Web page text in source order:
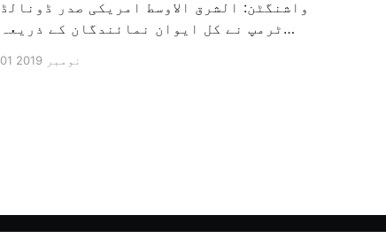
واشنگٹن: الشرق الاوسط امریکی صدر ڈونالڈ
ٹرمپ نے کل ایوان نمائندگان کے ذریعہ
جاری کرنے کے سلسلہ میں اپنی مذمت کا
01 نومبر 2019